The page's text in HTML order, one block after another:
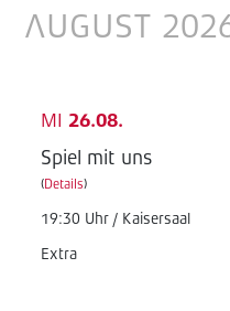
AUGUST
MI 26.08.
Spiel mit uns
(Details)
19:30 Uhr / Kaisersaal
Extra